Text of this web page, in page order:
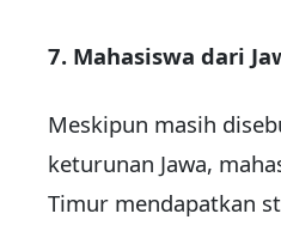
7. Mahasiswa dari
Meskipun masih
keturunan Jawa,
Timur mendapatkan